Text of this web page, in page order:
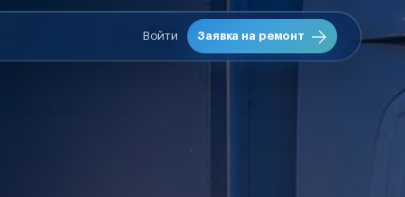
Войти Заявка на ремонт